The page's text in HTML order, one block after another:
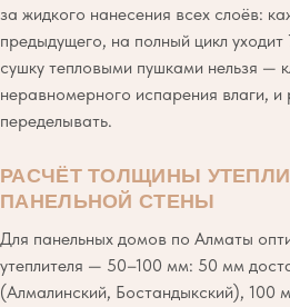
за жидкого нанесения всех слоёв:
предыдущего, на полный цикл уходит
сушку тепловыми пушками нельзя —
неравномерного испарения влаги, и
переделывать.
РАСЧЁТ ТОЛЩИНЫ
ПАНЕЛЬНОЙ СТЕНЫ
Для панельных домов по Алматы
утеплителя — 50–100 мм: 50 мм
(Алмалинский, Бостандыкский), 100